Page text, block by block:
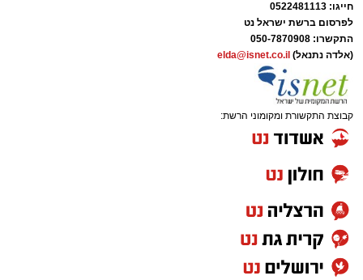
חייגו: 0522481113
לפרסום ברשת ישראל נט
התקשרו: 050-7870908
(אלדה נתנאל) elda@isnet.co.il
קבוצת התקשורת ומקומוני הרשת: